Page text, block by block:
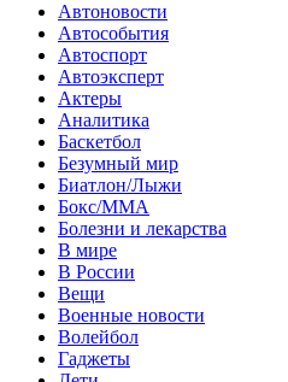
Автоновости
Автособытия
Автоспорт
Автоэксперт
Актеры
Аналитика
Баскетбол
Безумный мир
Биатлон/Лыжи
Бокс/MMA
Болезни и лекарства
В мире
В России
Вещи
Военные новости
Волейбол
Гаджеты